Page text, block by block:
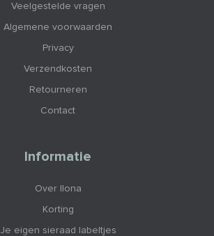
Veelgestelde vragen
Algemene voorwaarden
Privacy
Verzendkosten
Retourneren
Contact
Informatie
Over Ilona
Korting
Je eigen sieraad labeltjes